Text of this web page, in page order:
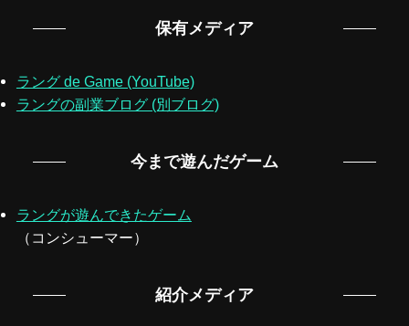
保有メディア
ラング de Game (YouTube)
ラングの副業ブログ (別ブログ)
今まで遊んだゲーム
ラングが遊んできたゲーム
（コンシューマー）
紹介メディア